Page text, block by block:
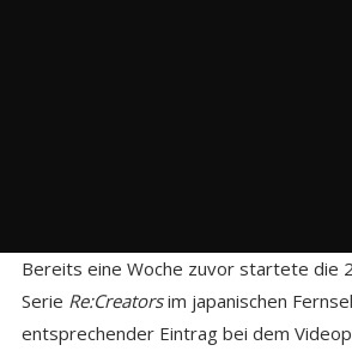
Bereits eine Woche zuvor startete die
Serie Re:Creatorsim japanischen
entsprechender Eintrag bei dem